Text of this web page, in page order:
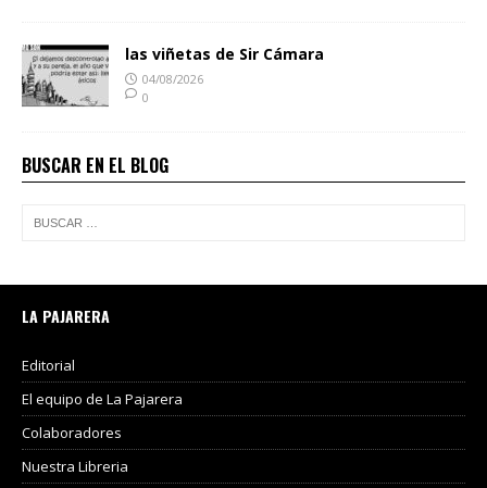
las viñetas de Sir Cámara
04/08/2026
0
BUSCAR EN EL BLOG
LA PAJARERA
Editorial
El equipo de La Pajarera
Colaboradores
Nuestra Libreria